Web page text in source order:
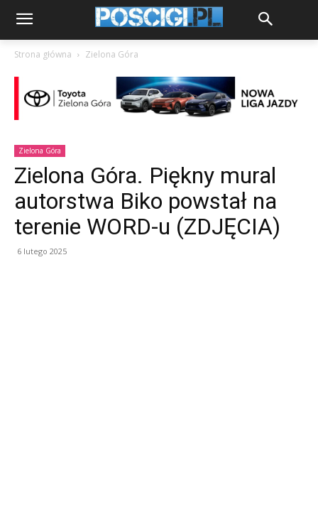
Strona główna Zielona Góra
Zielona Góra
Zielona Góra. Piękny mural
autorstwa Biko powstał na
terenie WORD-u (ZDJĘCIA)
6 lutego 2025